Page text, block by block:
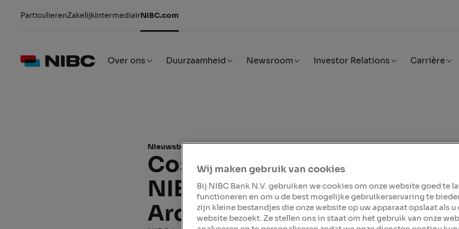
ParticulierenZakelijkIntermediairNIBC.com
Over ons Duurzaamheid Newsroom Investor Relations Carrière
Nieuwsbericht 23 dec. 2022, 09:45 CET
CostPerform vindt
NIBC Investment Partners
Arches Capital
Wij maken gebruik van cookies
Bij NIBC Bank N.V. gebruiken we cookies om onze website goed te
functioneren en om u de best mogelijke gebruikerservaring te
zijn kleine bestandjes die onze website op uw apparaat opslaat als u
website bezoekt. Ze stellen ons in staat om het gebruik van onze